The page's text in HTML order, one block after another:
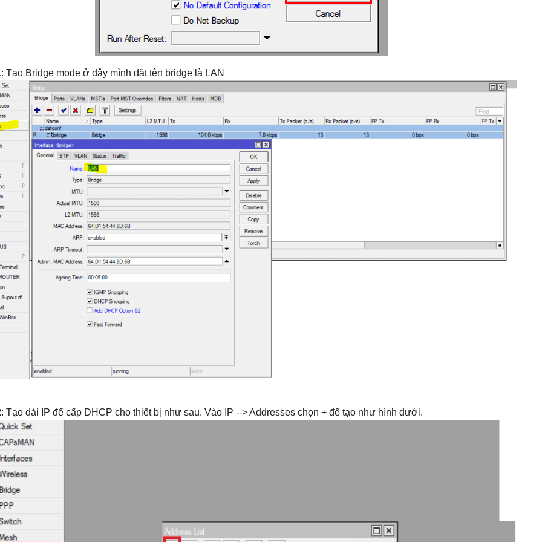
: Tạo Bridge mode ở đây mình đặt tên bridge là LAN
: Tạo dải IP để cấp DHCP cho thiết bị như sau. Vào IP --> Addresses chọn + để tạo như hình dưới.